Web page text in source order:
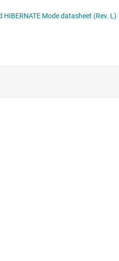
BQ77915 3-Series to 5-Series Stackable Ultra-Low Power Primary Protector with Autonomous Cell Balancing and HIBERNATE Mode datasheet (Rev. L)